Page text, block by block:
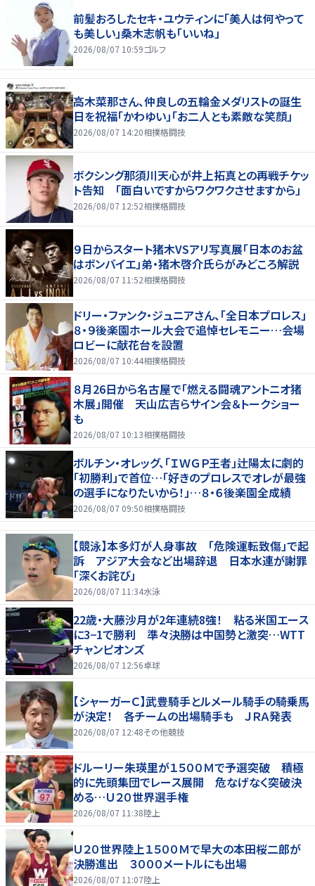
前髪おろしたセキ・ユウティンに「美人は何やって
も美しい」桑木志帆も「いいね」
2026/08/07 10:59ゴルフ
高木菜那さん、仲良しの五輪金メダリストの誕生
日を祝福「かわゆい」「お二人とも素敵な笑顔」
2026/08/07 14:20相撲格闘技
ボクシング那須川天心が井上拓真との再戦チケッ
ト告知 「面白いですからワクワクさせますから」
2026/08/07 12:52相撲格闘技
９日からスタート猪木VSアリ写真展「日本のお盆
はボンバイエ」弟・猪木啓介氏らがみどころ解説
2026/08/07 11:52相撲格闘技
ドリー・ファンク・ジュニアさん、「全日本プロレス」
８・９後楽園ホール大会で追悼セレモニー…会場
ロビーに献花台を設置
2026/08/07 10:44相撲格闘技
８月26日から名古屋で「燃える闘魂アントニオ猪
木展」開催 天山広吉らサイン会＆トークショー
も
2026/08/07 10:13相撲格闘技
ボルチン・オレッグ、「ＩＷＧＰ王者」辻陽太に劇的
「初勝利」で首位…「好きのプロレスでオレが最強
の選手になりたいから！」…８・６後楽園全成績
2026/08/07 09:50相撲格闘技
【競泳】本多灯が人身事故 「危険運転致傷」で起
訴 アジア大会など出場辞退 日本水連が謝罪
「深くお詫び」
2026/08/07 11:34水泳
22歳・大藤沙月が2年連続8強！ 粘る米国エース
に3−1で勝利 準々決勝は中国勢と激突…WTT
チャンピオンズ
2026/08/07 12:56卓球
【シャーガーＣ】武豊騎手とルメール騎手の騎乗馬
が決定！ 各チームの出場騎手も ＪＲＡ発表
2026/08/07 12:48その他競技
ドルーリー朱瑛里が１５００Ｍで予選突破 積極
的に先頭集団でレース展開 危なげなく突破決
める…Ｕ２０世界選手権
2026/08/07 11:38陸上
Ｕ２０世界陸上１５００Ｍで早大の本田桜二郎が
決勝進出 ３０００メートルにも出場
2026/08/07 11:07陸上